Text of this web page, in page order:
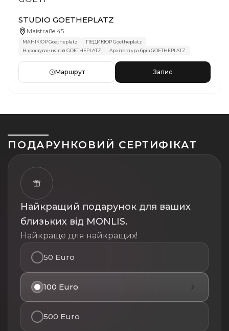
STUDIO GOETHEPLATZ
Maistraße 45
МАНІКЮР Goetheplatz
ПЕДИКЮР Goetheplatz
Нарощування вій GOETHEPLATZ
Архітектура брів GOETHEPLATZ
Маршрут Запис
ПОДАРУНКОВИЙ СЕРТИФІКАТ
Найкращий подарунок для ваших
близьких від MONLIS.
Найкраще для найкращих!
50 Euro
100 Euro
500 Euro